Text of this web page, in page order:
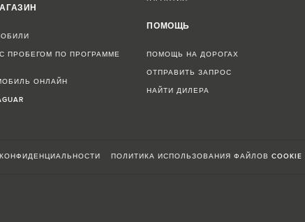
ПРОБЕГОМ ПО ПРОГРАММЕ
ОНЛАЙН
ПОМОЩЬ
ПОМОЩЬ НА ДОРОГАХ
ОТПРАВИТЬ ЗАПРОС
НАЙТИ ДИЛЕРА
ПОЛИТИКА ИСПОЛЬЗОВАНИЯ ФАЙЛОВ COOKIE